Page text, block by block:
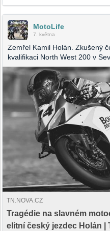
MotoLife
7. května
Zemřel Kamil Holán. Zkušený
kvalifikaci North West 200 v
TN.NOVA.CZ
Tragédie na slavném
elitní český jezdec Holán |